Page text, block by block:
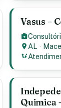
Vasus –
AL ·
Quimica